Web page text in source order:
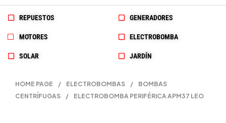
REPUESTOS GENERADORES
MOTORES ELECTROBOMBA
SOLAR JARDÍN
HOME PAGE / ELECTROBOMBAS /
BOMBAS
CENTRÍFUGAS
/ ELECTROBOMBA PERIFÉRICA APM37 LEO